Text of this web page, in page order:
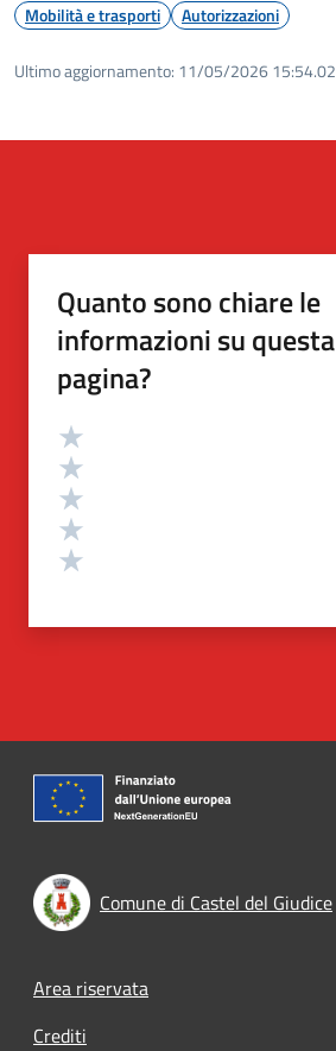
Mobilità e trasporti Autorizzazioni
Ultimo aggiornamento: 11/05/2026 15:54.02
Quanto sono chiare le
informazioni su questa
pagina?
Valutazione
Comune di Castel del Giudice
Footer menu
Area riservata
Crediti